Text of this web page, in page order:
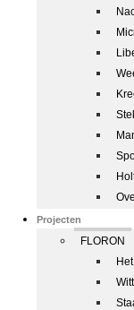
Projecten
FLORON